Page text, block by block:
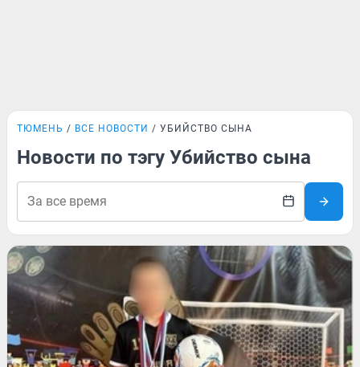
ТЮМЕНЬ ВСЕ НОВОСТИ УБИЙСТВО СЫНА
Новости по тэгу Убийство сына